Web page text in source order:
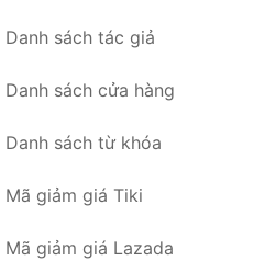
Danh sách tác giả
Danh sách cửa hàng
Danh sách từ khóa
Mã giảm giá Tiki
Mã giảm giá Lazada